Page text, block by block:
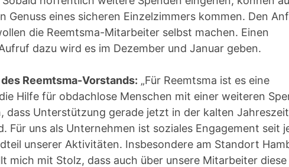
Genuss eines sicheren Einzelzimmers kommen. Den
die Reemtsma-Mitarbeiter selbst machen. Einen
dazu wird es im Dezember und Januar geben.
Reemtsma-Vorstands: „Für Reemtsma ist es eine
Hilfe für obdachlose Menschen mit einer weiteren
dass Unterstützung gerade jetzt in der kalten
Für uns als Unternehmen ist soziales Engagement seit
unserer Aktivitäten. Insbesondere am Standort
mich mit Stolz, dass auch über unsere Mitarbeiter diese